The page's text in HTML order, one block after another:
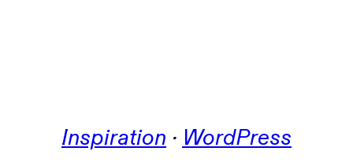
Inspiration · WordPress